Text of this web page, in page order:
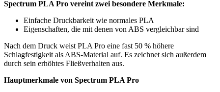
Spectrum PLA Pro vereint zwei besondere Merkmale:
Einfache Druckbarkeit wie normales PLA
Eigenschaften, die mit denen von ABS vergleichbar sind
Nach dem Druck weist PLA Pro eine fast 50 % höhere
Schlagfestigkeit als ABS-Material auf. Es zeichnet sich außerdem
durch sein erhöhtes Fließverhalten aus.
Hauptmerkmale von Spectrum PLA Pro